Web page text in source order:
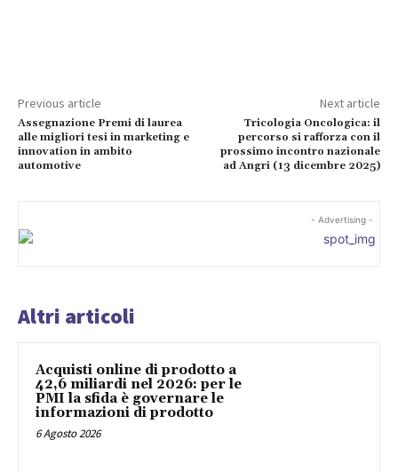
Previous article
Assegnazione Premi di laurea
alle migliori tesi in marketing e
innovation in ambito
automotive
Next article
Tricologia Oncologica: il
percorso si rafforza con il
prossimo incontro nazionale
ad Angri (13 dicembre 2025)
- Advertising -
Altri articoli
Acquisti online di prodotto a
42,6 miliardi nel 2026: per le
PMI la sfida è governare le
informazioni di prodotto
6 Agosto 2026